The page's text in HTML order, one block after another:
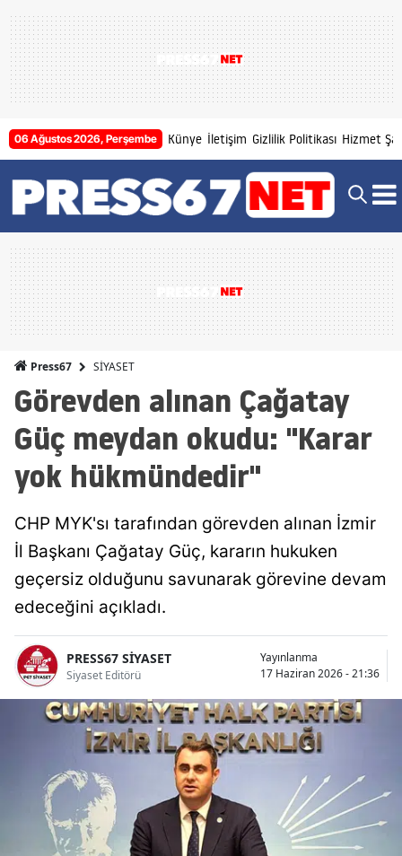
06 Ağustos 2026, Perşembe Künye İletişim Gizlilik Politikası Hizmet
Press67 SİYASET
Görevden alınan Çağatay
Güç meydan okudu: "Karar
yok hükmündedir"
CHP MYK'sı tarafından görevden alınan İzmir
İl Başkanı Çağatay Güç, kararın hukuken
geçersiz olduğunu savunarak görevine devam
edeceğini açıkladı.
PRESS67 SİYASET
Siyaset Editörü
Yayınlanma
17 Haziran 2026 - 21:36